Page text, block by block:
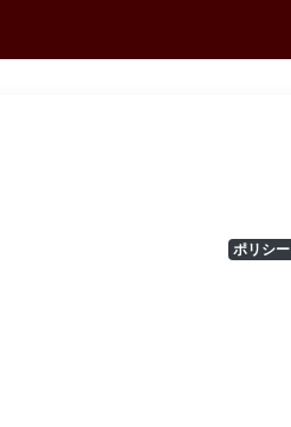
ポリシー